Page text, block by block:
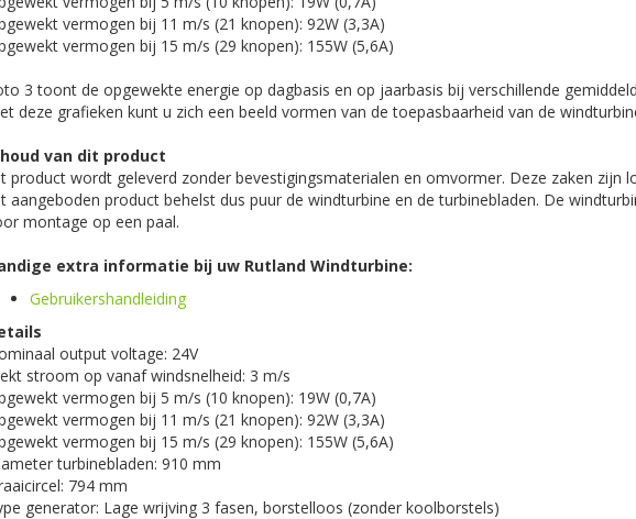
vermogen bij 11 m/s (21 knopen): 92W (3,3A)
vermogen bij 15 m/s (29 knopen): 155W (5,6A)
3 toont de opgewekte energie op dagbasis en op jaarbasis bij verschillende
deze grafieken kunt u zich een beeld vormen van de toepasbaarheid van de
van dit product
product wordt geleverd zonder bevestigingsmaterialen en omvormer. Deze zaken zijn
aangeboden product behelst dus puur de windturbine en de turbinebladen. De
montage op een paal.
extra informatie bij uw Rutland Windturbine:
Gebruikershandleiding
output voltage: 24V
stroom op vanaf windsnelheid: 3 m/s
vermogen bij 5 m/s (10 knopen): 19W (0,7A)
vermogen bij 11 m/s (21 knopen): 92W (3,3A)
vermogen bij 15 m/s (29 knopen): 155W (5,6A)
turbinebladen: 910 mm
794 mm
generator: Lage wrijving 3 fasen, borstelloos (zonder koolborstels)